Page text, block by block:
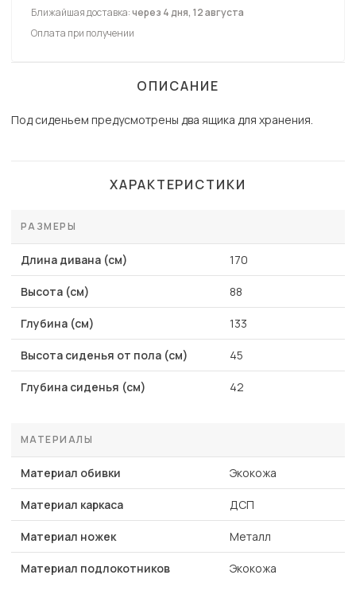
Ближайшая доставка:через 4 дня, 12 августа
Оплата при получении
ОПИСАНИЕ
Под сиденьем предусмотрены два ящика для хранения.
ХАРАКТЕРИСТИКИ
РАЗМЕРЫ
Длина дивана (см) 170
Высота (см) 88
Глубина (см) 133
Высота сиденья от пола (см) 45
Глубина сиденья (см) 42
МАТЕРИАЛЫ
Материал обивки Экокожа
Материал каркаса ДСП
Материал ножек Металл
Материал подлокотников Экокожа